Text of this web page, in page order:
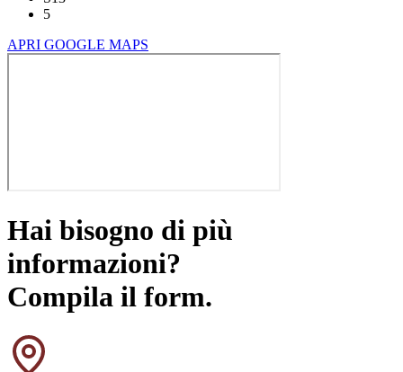
5
APRI GOOGLE MAPS
Hai bisogno di più
informazioni?
Compila il form.